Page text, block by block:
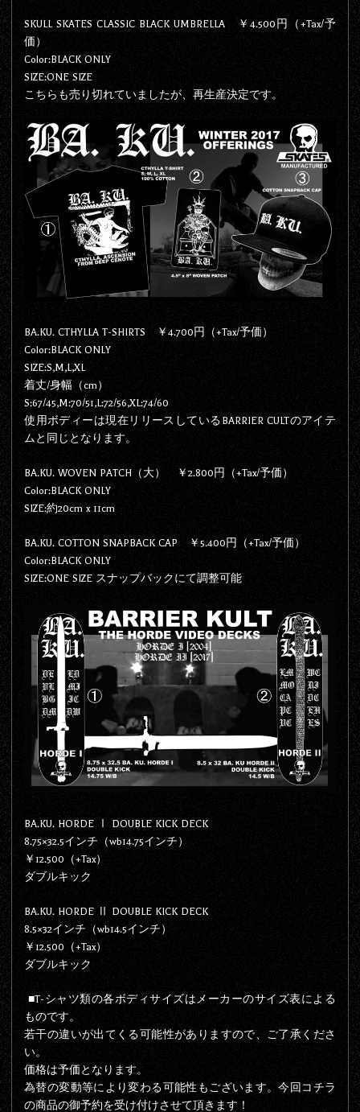
SKULL SKATES CLASSIC BLACK UMBRELLA ￥4.500円（+Tax/予
価）
Color:BLACK ONLY
SIZE:ONE SIZE
こちらも売り切れていましたが、再生産決定です。
BA.KU. CTHYLLA T-SHIRTS ￥4.700円（+Tax/予価）
Color:BLACK ONLY
SIZE:S,M,L,XL
着丈/身幅（cm）
S:67/45,M:70/51,L:72/56,XL:74/60
使用ボディーは現在リリースしているBARRIER CULTのアイテ
ムと同じとなります。
BA.KU. WOVEN PATCH（大） ￥2.800円（+Tax/予価）
Color:BLACK ONLY
SIZE:約20cm x 11cm
BA.KU. COTTON SNAPBACK CAP ￥5.400円（+Tax/予価）
Color:BLACK ONLY
SIZE:ONE SIZE スナップバックにて調整可能
BA.KU. HORDE Ⅰ DOUBLE KICK DECK
8.75×32.5インチ（wb14.75インチ）
￥12.500（+Tax）
ダブルキック
BA.KU. HORDE Ⅱ DOUBLE KICK DECK
8.5×32インチ（wb14.5インチ）
￥12.500（+Tax）
ダブルキック
■T-シャツ類の各ボディサイズはメーカーのサイズ表による
ものです。
若干の違いが出てくる可能性がありますので、ご了承くださ
い。
価格は予価となります。
為替の変動等により変わる可能性もございます。今回コチラ
の商品の御予約を受け付けさせて頂きます！